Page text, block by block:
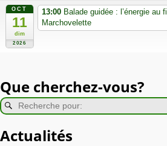
OCT
11
dim
2026
13:00 Balade guidée : l’énergie au
Marchovelette
Que cherchez-vous?
Actualités